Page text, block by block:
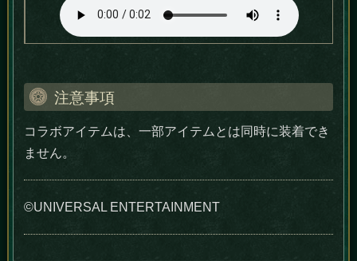
注意事項
コラボアイテムは、一部アイテムとは同時に装着でき
ません。
©UNIVERSAL ENTERTAINMENT